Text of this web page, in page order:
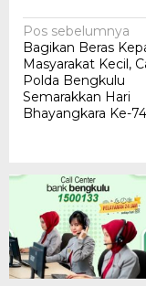
Navigasi
pos
Pos sebelumnya
Bagikan Beras
Masyarakat Kecil,
Polda Bengkulu
Semarakkan Hari
Bhayangkara Ke-74